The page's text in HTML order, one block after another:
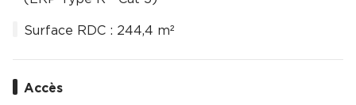
Surface RDC : 244,4 m²
Accès